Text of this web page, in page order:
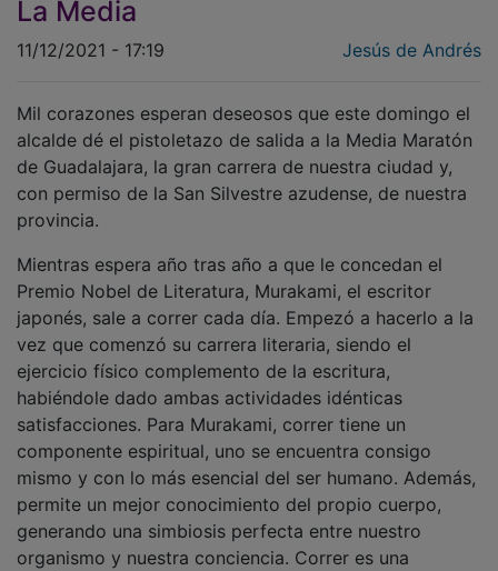
La Media
11/12/2021 - 17:19 Jesús de Andrés
Mil corazones esperan deseosos que este domingo el
alcalde dé el pistoletazo de salida a la Media Maratón
de Guadalajara, la gran carrera de nuestra ciudad y,
con permiso de la San Silvestre azudense, de nuestra
provincia.
Mientras espera año tras año a que le concedan el
Premio Nobel de Literatura, Murakami, el escritor
japonés, sale a correr cada día. Empezó a hacerlo a la
vez que comenzó su carrera literaria, siendo el
ejercicio físico complemento de la escritura,
habiéndole dado ambas actividades idénticas
satisfacciones. Para Murakami, correr tiene un
componente espiritual, uno se encuentra consigo
mismo y con lo más esencial del ser humano. Además,
permite un mejor conocimiento del propio cuerpo,
generando una simbiosis perfecta entre nuestro
organismo y nuestra conciencia. Correr es una